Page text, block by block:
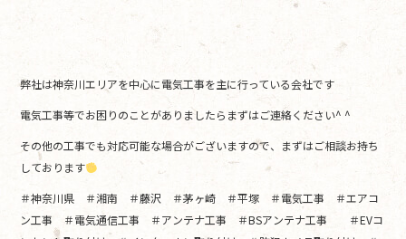
弊社は神奈川エリアを中心に電気工事を主に行っている会社です
電気工事等でお困りのことがありましたらまずはご連絡ください^ ^
その他の工事でも対応可能な場合がございますので、まずはご相談お持ち
しております
＃神奈川県 ＃湘南 ＃藤沢 ＃茅ヶ崎 ＃平塚 ＃電気工事 ＃エアコ
ン工事 ＃電気通信工事 ＃アンテナ工事 ＃BSアンテナ工事 ＃EVコ